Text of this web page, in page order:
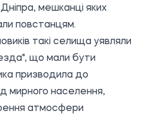
мешканці яких
повстанцям.
такі селища уявляли
що мали бути
призводила до
мирного населення,
атмосфери